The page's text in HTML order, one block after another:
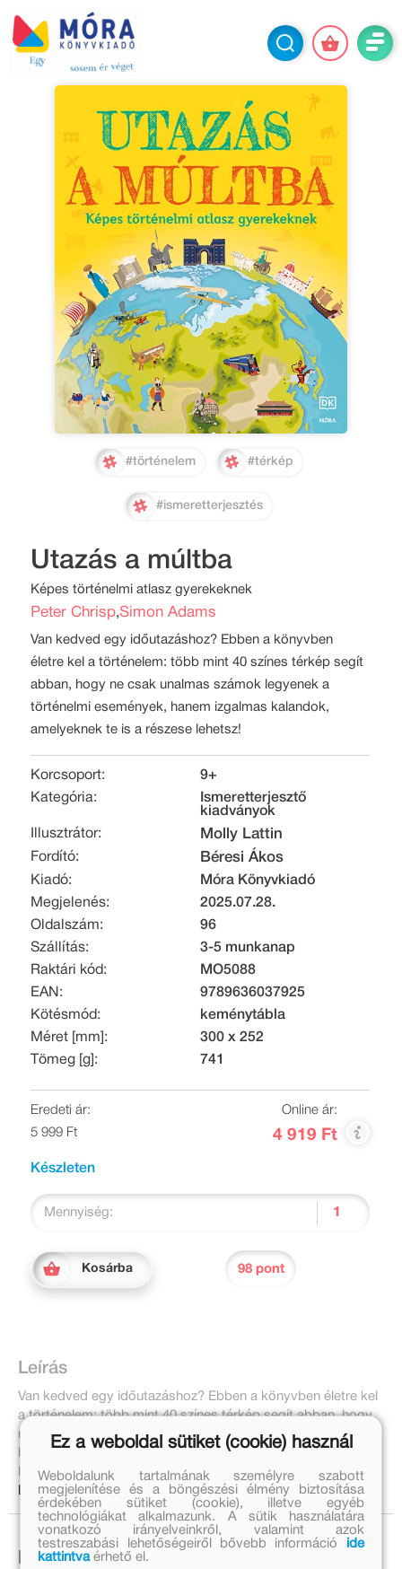
#történelem #térkép
#ismeretterjesztés
Utazás a múltba
Képes történelmi atlasz gyerekeknek
Peter Chrisp,Simon Adams
Van kedved egy időutazáshoz? Ebben a könyvben
életre kel a történelem: több mint 40 színes térkép segít
abban, hogy ne csak unalmas számok legyenek a
történelmi események, hanem izgalmas kalandok,
amelyeknek te is a részese lehetsz!
Korcsoport:
9+
Kategória:
Ismeretterjesztő
kiadványok
Illusztrátor:
Molly Lattin
Fordító: Béresi Ákos
Kiadó:
Móra Könyvkiadó
Megjelenés:
2025.07.28.
Oldalszám:
96
Szállítás:
3-5 munkanap
Raktári kód:
MO5088
EAN:
9789636037925
Kötésmód:
keménytábla
Méret [mm]:
300 x 252
Tömeg [g]:
741
Eredeti ár:
5 999 Ft
Online ár:
4 919 Ft
Készleten
Mennyiség:
Kosárba 98 pont
Leírás
Van kedved egy időutazáshoz? Ebben a könyvben életre kel
a történelem: több mint 40 színes térkép segít abban, hogy
ne csak unalmas számok legyenek a történelmi események,
hanem izgalmas kalandok, amelyeknek te is a részese
lehetsz!
Bővebben:
Ezek is érdekelhetnek!
Ez a weboldal sütiket (cookie) használ
Weboldalunk tartalmának személyre szabott
megjelenítése és a böngészési élmény biztosítása
érdekében sütiket (cookie), illetve egyéb
technológiákat alkalmazunk. A sütik használatára
vonatkozó irányelveinkről, valamint azok
testreszabási lehetőségeiről bővebb információ
ide
kattintvaérhető el.